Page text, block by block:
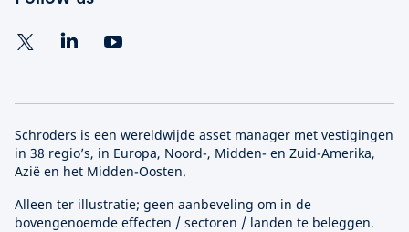
Schroders is een wereldwijde asset manager met vestigingen
in 38 regio’s, in Europa, Noord-, Midden- en Zuid-Amerika,
Azië en het Midden-Oosten.
Alleen ter illustratie; geen aanbeveling om in de
bovengenoemde effecten / sectoren / landen te beleggen.